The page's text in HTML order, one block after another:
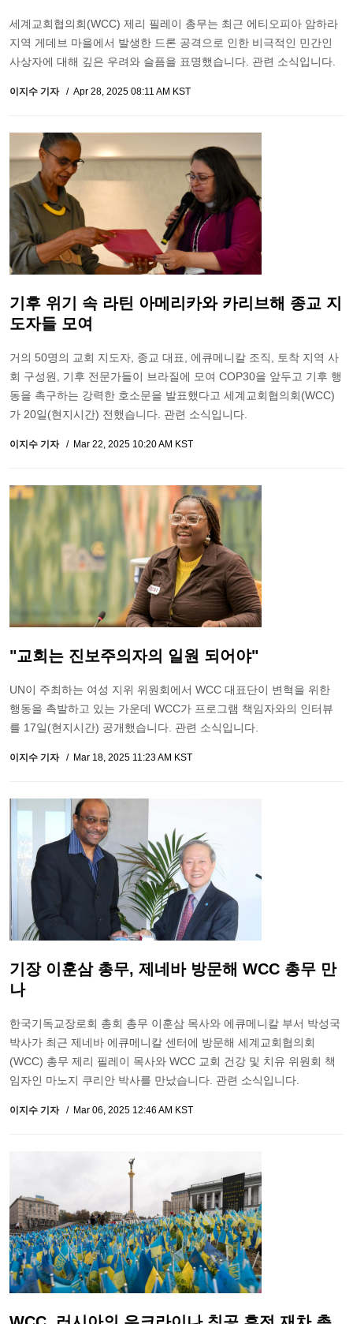
세계교회협의회(WCC) 제리 필레이 총무는 최근 에티오피아 암하라
지역 게데브 마을에서 발생한 드론 공격으로 인한 비극적인 민간인
사상자에 대해 깊은 우려와 슬픔을 표명했습니다. 관련 소식입니다.
이지수 기자 Apr 28, 2025 08:11 AM KST
기후 위기 속 라틴 아메리카와 카리브해 종교 지
도자들 모여
거의 50명의 교회 지도자, 종교 대표, 에큐메니칼 조직, 토착 지역 사
회 구성원, 기후 전문가들이 브라질에 모여 COP30을 앞두고 기후 행
동을 촉구하는 강력한 호소문을 발표했다고 세계교회협의회(WCC)
가 20일(현지시간) 전했습니다. 관련 소식입니다.
이지수 기자 Mar 22, 2025 10:20 AM KST
"교회는 진보주의자의 일원 되어야"
UN이 주최하는 여성 지위 위원회에서 WCC 대표단이 변혁을 위한
행동을 촉발하고 있는 가운데 WCC가 프로그램 책임자와의 인터뷰
를 17일(현지시간) 공개했습니다. 관련 소식입니다.
이지수 기자 Mar 18, 2025 11:23 AM KST
기장 이훈삼 총무, 제네바 방문해 WCC 총무 만
나
한국기독교장로회 총회 총무 이훈삼 목사와 에큐메니칼 부서 박성국
박사가 최근 제네바 에큐메니칼 센터에 방문해 세계교회협의회
(WCC) 총무 제리 필레이 목사와 WCC 교회 건강 및 치유 위원회 책
임자인 마노지 쿠리안 박사를 만났습니다. 관련 소식입니다.
이지수 기자 Mar 06, 2025 12:46 AM KST